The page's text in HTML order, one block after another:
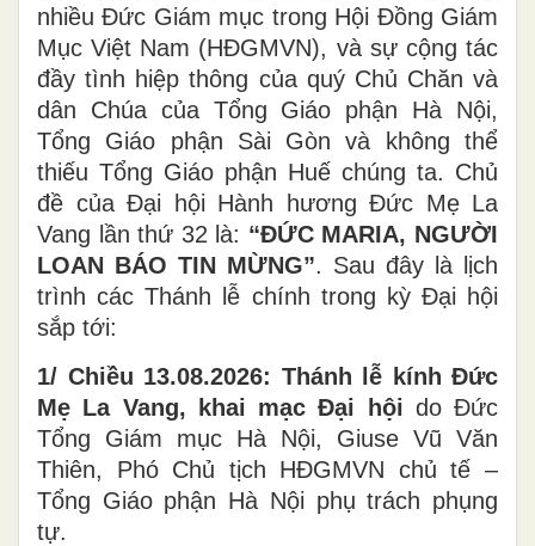
nhiều Đức Giám mục trong Hội Đồng Giám
Mục Việt Nam (HĐGMVN), và sự cộng tác
đầy tình hiệp thông của quý Chủ Chăn và
dân Chúa của Tổng Giáo phận Hà Nội,
Tổng Giáo phận Sài Gòn và không thể
thiếu Tổng Giáo phận Huế chúng ta. Chủ
đề của Đại hội Hành hương Đức Mẹ La
Vang lần thứ 32 là: “ĐỨC MARIA, NGƯỜI
LOAN BÁO TIN MỪNG”. Sau đây là lịch
trình các Thánh lễ chính trong kỳ Đại hội
sắp tới:
1/ Chiều 13.08.2026: Thánh lễ kính Đức
Mẹ La Vang, khai mạc Đại hội do Đức
Tổng Giám mục Hà Nội, Giuse Vũ Văn
Thiên, Phó Chủ tịch HĐGMVN chủ tế –
Tổng Giáo phận Hà Nội phụ trách phụng
tự.